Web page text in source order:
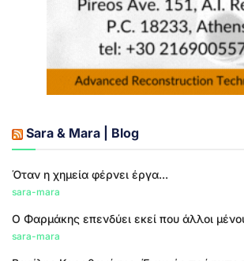
Sara & Mara | Blog
Όταν η χημεία φέρνει έργα...
sara-mara
Ο Φαρμάκης επενδύει εκεί που άλλοι
sara-mara